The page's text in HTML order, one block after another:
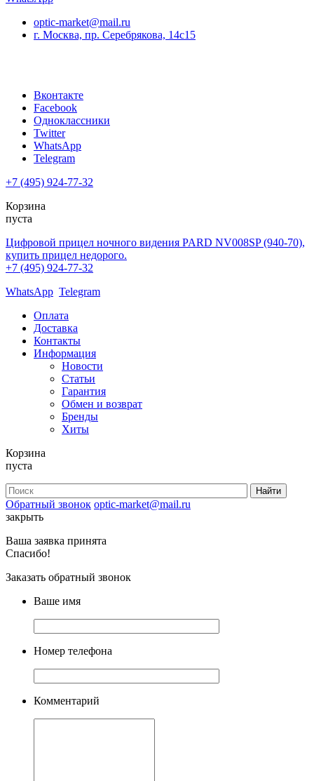
optic-market@mail.ru
г. Москва, пр. Серебрякова, 14с15
Вконтакте
Facebook
Одноклассники
Twitter
WhatsApp
Telegram
+7 (495) 924-77-32
Корзина
пуста
Цифровой прицел ночного видения PARD NV008SP (940-70),
купить прицел недорого.
+7 (495) 924-77-32
WhatsApp Telegram
Оплата
Доставка
Контакты
Информация
Новости
Статьи
Гарантия
Обмен и возврат
Бренды
Хиты
Корзина
пуста
Обратный звонок optic-market@mail.ru
закрыть
Ваша заявка принята
Спасибо!
Заказать обратный звонок
Ваше имя
Номер телефона
Комментарий